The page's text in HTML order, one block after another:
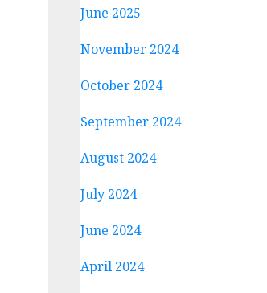
June 2025
November 2024
October 2024
September 2024
August 2024
July 2024
June 2024
April 2024